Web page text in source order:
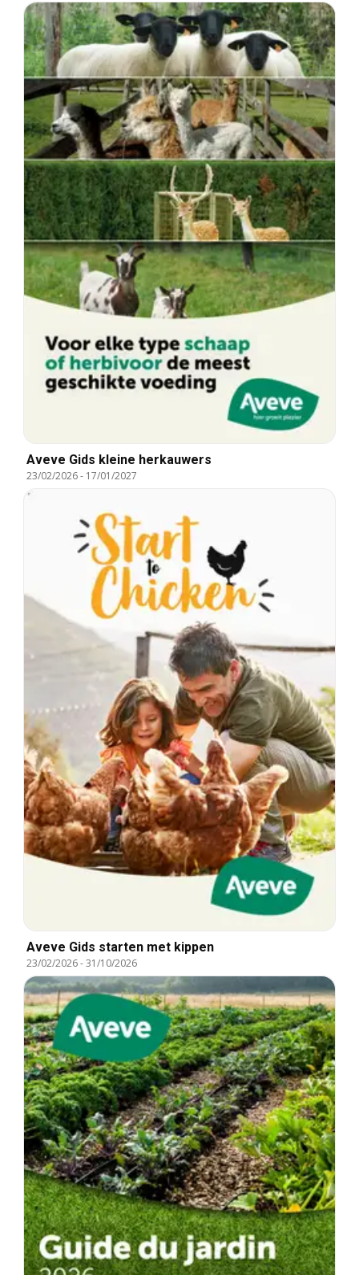
Aveve Gids kleine herkauwers
23/02/2026- 17/01/2027
Aveve Gids starten met kippen
23/02/2026-31/10/2026